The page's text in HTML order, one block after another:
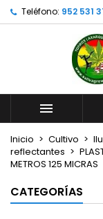
Teléfono: 952 531

Inicio Cultivo
reflectantes
METROS 125 MICRAS
CATEGORÍAS
Añadir a
Crear
Crear
Nombre de la
Iniciar
Debe iniciar
lista de deseos.